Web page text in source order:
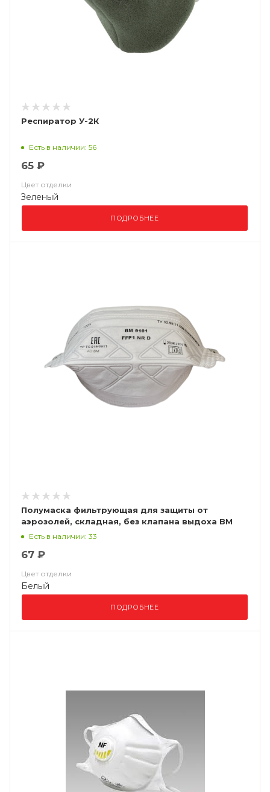
Респиратор У-2К
Есть в наличии: 56
65 ₽
Цвет отделки
Зеленый
ПОДРОБНЕЕ
Полумаска фильтрующая для защиты от
аэрозолей, складная, без клапана выдоха ВМ
9101 FFP1 NR D
Есть в наличии: 33
67 ₽
Цвет отделки
Белый
ПОДРОБНЕЕ